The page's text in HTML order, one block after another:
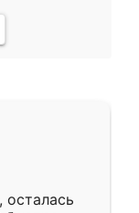
осталась